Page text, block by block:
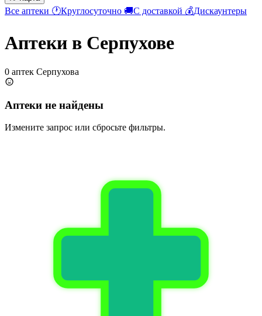
Все аптеки 🕐Круглосуточно 🚚С доставкой 💰Дискаунтеры
Аптеки в Серпухове
0 аптек Серпухова
Аптеки не найдены
Измените запрос или сбросьте фильтры.